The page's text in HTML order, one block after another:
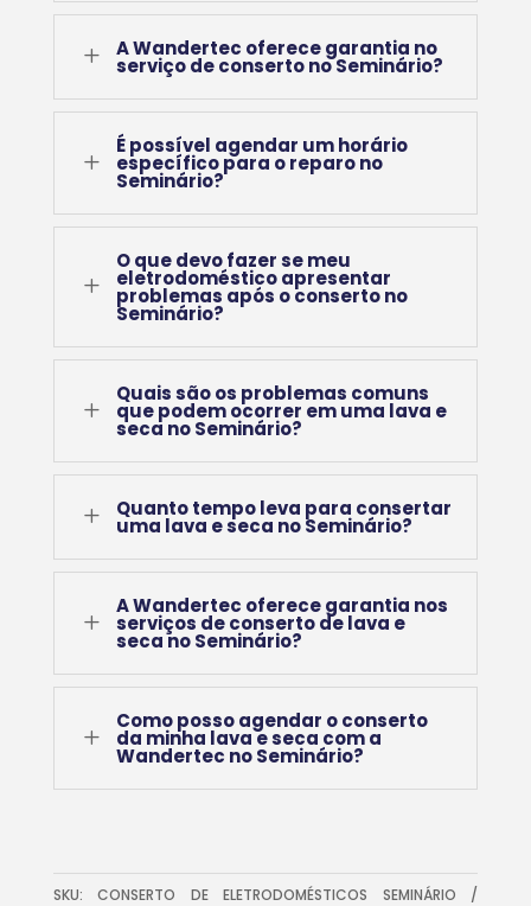
L A Wandertec oferece garantia no
serviço de conserto no Seminário?
L
É possível agendar um horário
específico para o reparo no
Seminário?
L
O que devo fazer se meu
eletrodoméstico apresentar
problemas após o conserto no
Seminário?
L
Quais são os problemas comuns
que podem ocorrer em uma lava e
seca no Seminário?
L Quanto tempo leva para consertar
uma lava e seca no Seminário?
L
A Wandertec oferece garantia nos
serviços de conserto de lava e
seca no Seminário?
L
Como posso agendar o conserto
da minha lava e seca com a
Wandertec no Seminário?
SKU:CONSERTO DE ELETRODOMÉSTICOS SEMINÁRIO